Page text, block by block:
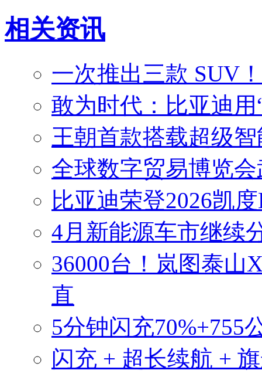
相关资讯
一次推出三款 SUV
敢为时代：比亚迪
王朝首款搭载超级
全球数字贸易博览
比亚迪荣登2026凯
4月新能源车市继续
36000台！岚图泰山
直
5分钟闪充70%+755
闪充 + 超长续航 +